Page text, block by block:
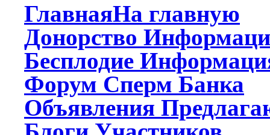
ГлавнаяНа главную
Донорство
Бесплодие
Форум Сперм Банка
Объявления